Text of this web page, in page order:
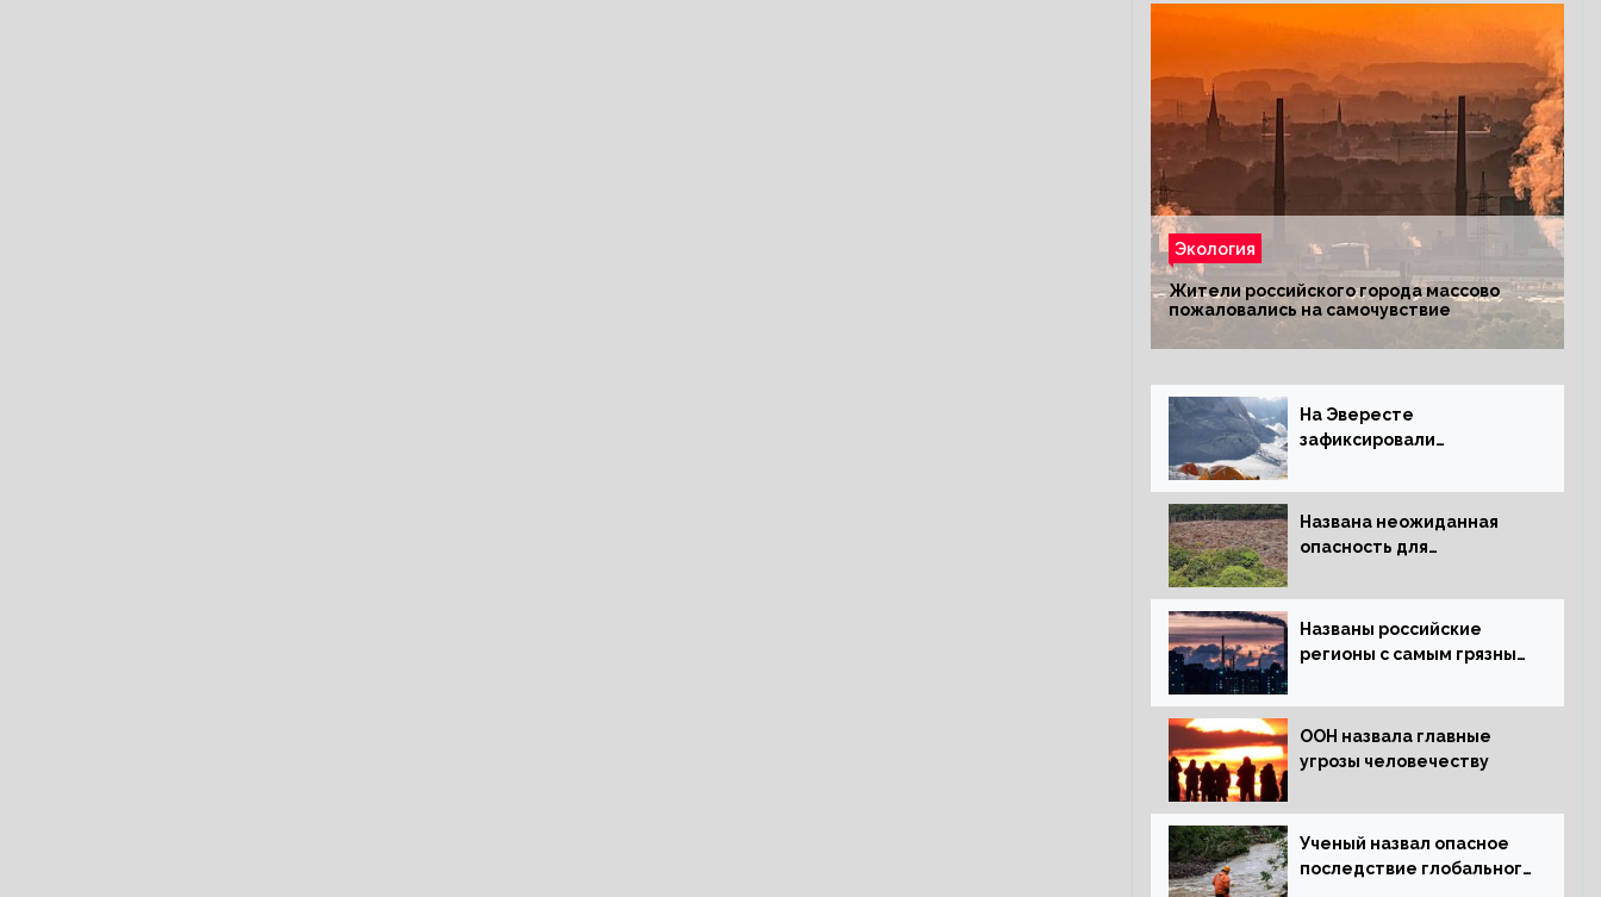
Экология
Жители российского города массово
пожаловались на самочувствие
На Эвересте
зафиксировали
таяние льда
Названа неожиданная
опасность для
планеты
Названы российские
регионы с самым грязным
ООН назвала главные
угрозы человечеству
Ученый назвал опасное
последствие глобального